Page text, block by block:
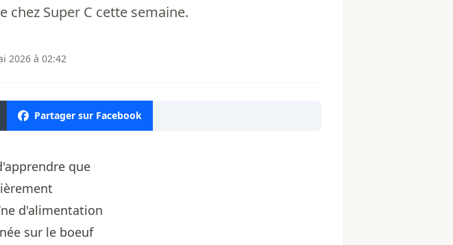
Super C cette semaine.
2026 à 02:42
Partager sur Facebook
que
d'alimentation
sur le boeuf